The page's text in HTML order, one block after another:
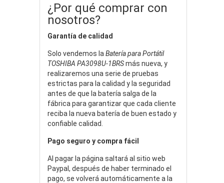
¿Por qué comprar con
nosotros?
Garantía de calidad
Solo vendemos la Batería para Portátil
TOSHIBA PA3098U-1BRSmás nueva, y
realizaremos una serie de pruebas
estrictas para la calidad y la seguridad
antes de que la batería salga de la
fábrica para garantizar que cada cliente
reciba la nueva batería de buen estado y
confiable calidad.
Pago seguro y compra fácil
Al pagar la página saltará al sitio web
Paypal, después de haber terminado el
pago, se volverá automáticamente a la